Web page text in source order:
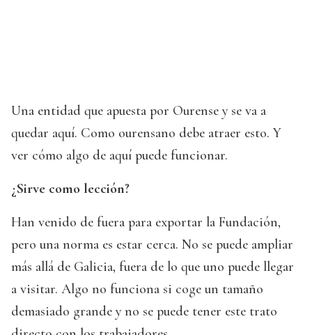
Una entidad que apuesta por Ourense y se va a
quedar aquí. Como ourensano debe atraer esto. Y
ver cómo algo de aquí puede funcionar.
¿Sirve como lección?
Han venido de fuera para exportar la Fundación,
pero una norma es estar cerca. No se puede ampliar
más allá de Galicia, fuera de lo que uno puede llegar
a visitar. Algo no funciona si coge un tamaño
demasiado grande y no se puede tener este trato